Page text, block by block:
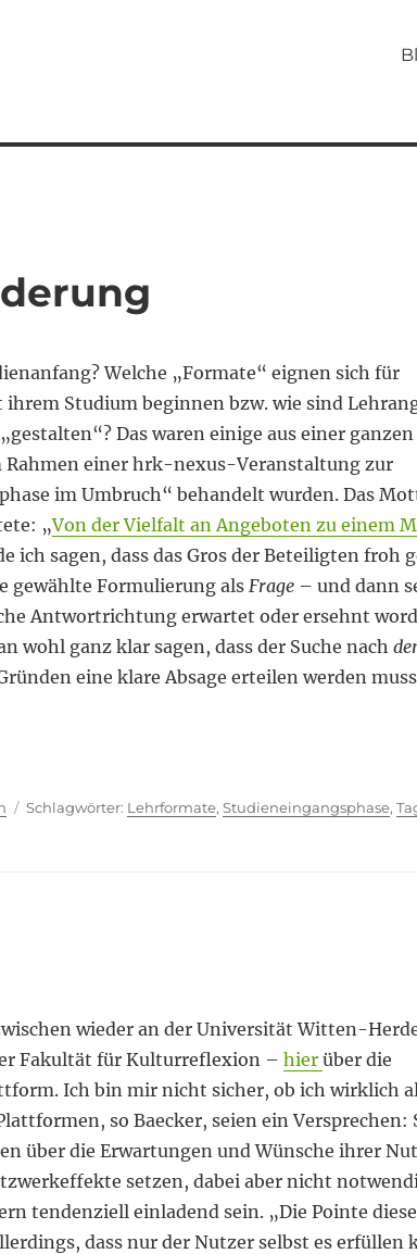
Welche „Formate“ eignen sich für
Studium beginnen bzw. wie sind
Das waren einige aus einer ganzen
Rahmen einer hrk-nexus-Veranstaltung zur
im Umbruch“ behandelt wurden. Das
„Von der Vielfalt an Angeboten zu einem
ich sagen, dass das Gros der Beteiligten froh
gewählte Formulierung als Frage– und dann
Antwortrichtung erwartet oder ersehnt
wohl ganz klar sagen, dass der Suche nach
eine klare Absage erteilen werden
Schlagwörter
Lehrformate, Studieneingangsphase,
wieder an der Universität Witten-
Fakultät für Kulturreflexion – hier über die
Ich bin mir nicht sicher, ob ich wirklich
so Baecker, seien ein Versprechen:
über die Erwartungen und Wünsche ihrer
setzen, dabei aber nicht
tendenziell einladend sein. „Die Pointe
dass nur der Nutzer selbst es erfüllen